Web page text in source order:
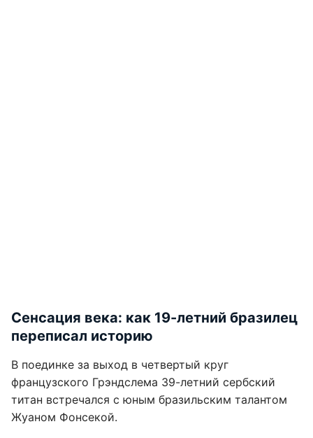
Сенсация века: как 19-летний бразилец
переписал историю
В поединке за выход в четвертый круг
французского Грэндслема 39-летний сербский
титан встречался с юным бразильским талантом
Жуаном Фонсекой.